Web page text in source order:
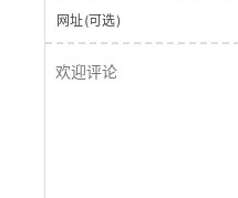
网址(可选)